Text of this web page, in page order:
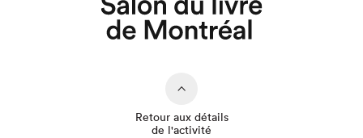
Retour aux détails
de l'activité